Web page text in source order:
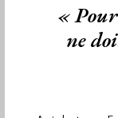
«
ne